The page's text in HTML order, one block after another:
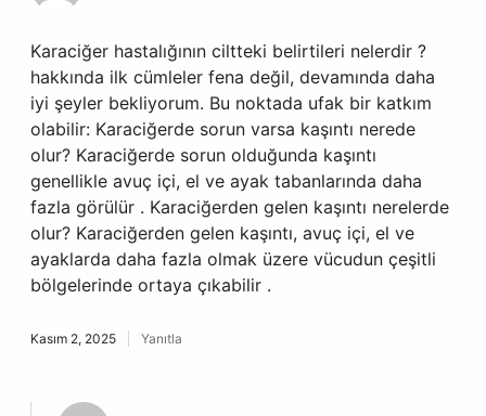
Karaciğer hastalığının ciltteki belirtileri nelerdir ?
hakkında ilk cümleler fena değil, devamında daha
iyi şeyler bekliyorum. Bu noktada ufak bir katkım
olabilir: Karaciğerde sorun varsa kaşıntı nerede
olur? Karaciğerde sorun olduğunda kaşıntı
genellikle avuç içi, el ve ayak tabanlarında daha
fazla görülür . Karaciğerden gelen kaşıntı nerelerde
olur? Karaciğerden gelen kaşıntı, avuç içi, el ve
ayaklarda daha fazla olmak üzere vücudun çeşitli
bölgelerinde ortaya çıkabilir .
Kasım 2, 2025 Yanıtla